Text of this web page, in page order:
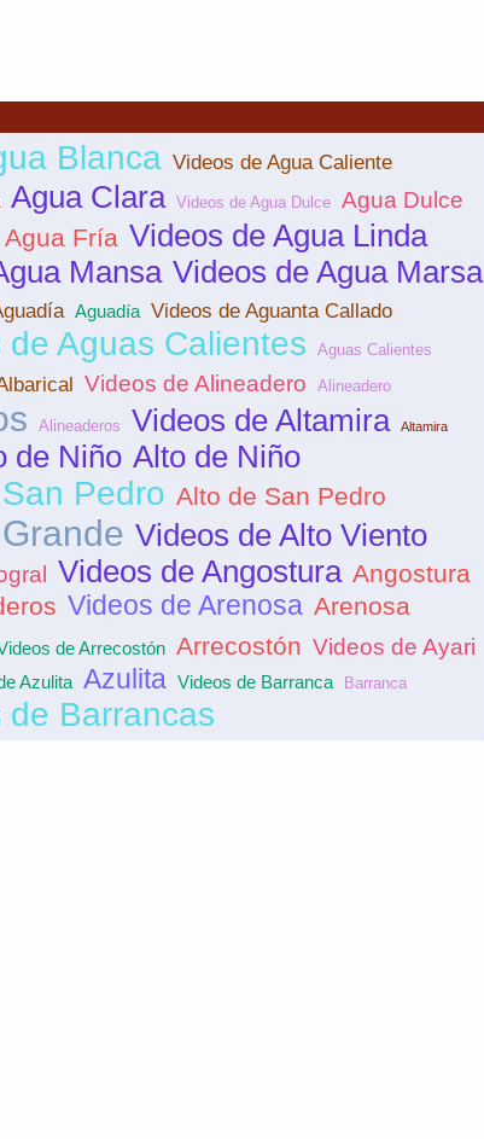
Blanca Videos de Agua Caliente
Agua Clara Videos de Agua Dulce Agua Dulce
Agua Fría Videos de Agua Linda
Mansa Videos de Agua Marsa
Aguadía Videos de Aguanta Callado
de Aguas Calientes Aguas Calientes
Videos de Alineadero Alineadero
Alineaderos Videos de Altamira Altamira
de Niño Alto de Niño
Pedro Alto de San Pedro
Videos de Alto Viento
Videos de Angostura Angostura
Videos de Arenosa Arenosa
de Arrecostón Arrecostón Videos de Ayari
Azulita Azulita Videos de Barranca Barranca
de Barrancas